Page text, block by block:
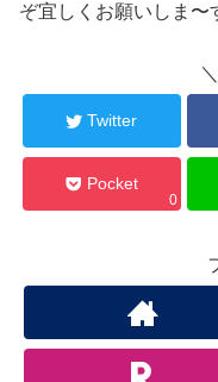
ぞ宜しくお願いしま
Twitter
Pocket
0